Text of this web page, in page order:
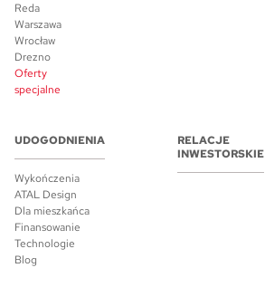
Reda
Warszawa
Wrocław
Drezno
Oferty
specjalne
UDOGODNIENIA
Wykończenia
ATAL Design
Dla mieszkańca
Finansowanie
Technologie
Blog
RELACJE
INWESTORSKIE